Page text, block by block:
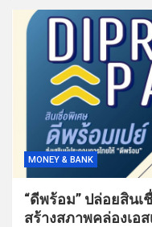
MONEY & BANK
“ดีพร้อม” ปล่อยสินเ
สร้างสภาพคล่องเอส